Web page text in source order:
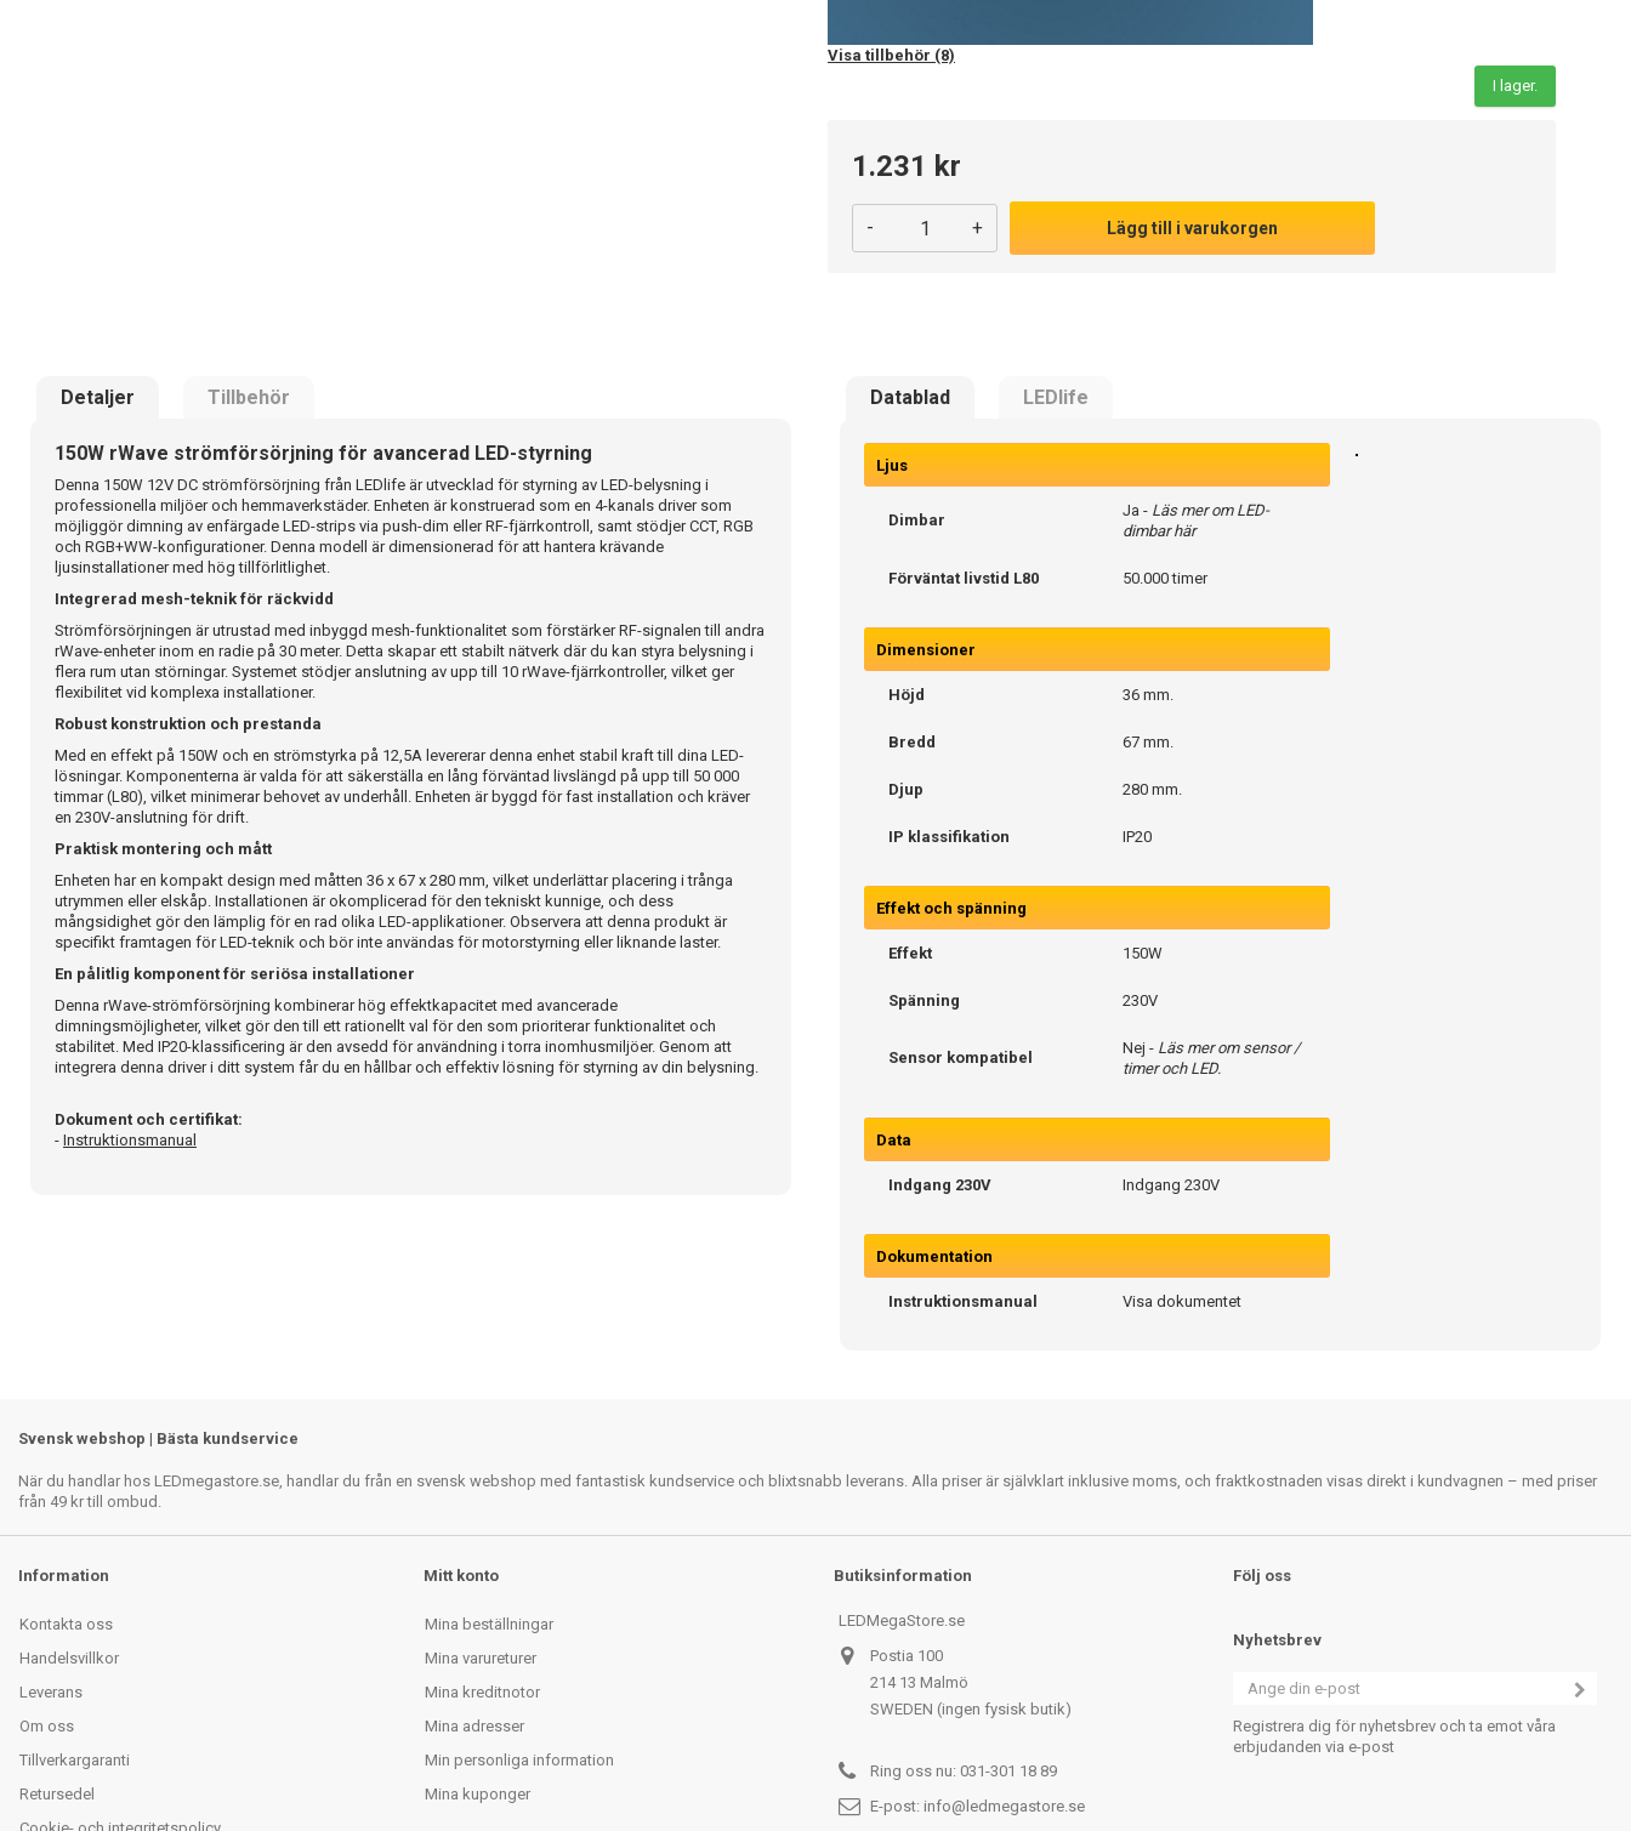
Visa tillbehör (8)
I lager.
1.231 kr
- + Lägg till i varukorgen
Detaljer Tillbehör Datablad LEDlife
150W rWave strömförsörjning för avancerad LED-styrning
Denna 150W 12V DC strömförsörjning från LEDlife är utvecklad för styrning av LED-belysning i
professionella miljöer och hemmaverkstäder. Enheten är konstruerad som en 4-kanals driver som
möjliggör dimning av enfärgade LED-strips via push-dim eller RF-fjärrkontroll, samt stödjer CCT, RGB
och RGB+WW-konfigurationer. Denna modell är dimensionerad för att hantera krävande
ljusinstallationer med hög tillförlitlighet.
Integrerad mesh-teknik för räckvidd
Strömförsörjningen är utrustad med inbyggd mesh-funktionalitet som förstärker RF-signalen till andra
rWave-enheter inom en radie på 30 meter. Detta skapar ett stabilt nätverk där du kan styra belysning i
flera rum utan störningar. Systemet stödjer anslutning av upp till 10 rWave-fjärrkontroller, vilket ger
flexibilitet vid komplexa installationer.
Robust konstruktion och prestanda
Med en effekt på 150W och en strömstyrka på 12,5A levererar denna enhet stabil kraft till dina LED-
lösningar. Komponenterna är valda för att säkerställa en lång förväntad livslängd på upp till 50 000
timmar (L80), vilket minimerar behovet av underhåll. Enheten är byggd för fast installation och kräver
en 230V-anslutning för drift.
Praktisk montering och mått
Enheten har en kompakt design med måtten 36 x 67 x 280 mm, vilket underlättar placering i trånga
utrymmen eller elskåp. Installationen är okomplicerad för den tekniskt kunnige, och dess
mångsidighet gör den lämplig för en rad olika LED-applikationer. Observera att denna produkt är
specifikt framtagen för LED-teknik och bör inte användas för motorstyrning eller liknande laster.
En pålitlig komponent för seriösa installationer
Denna rWave-strömförsörjning kombinerar hög effektkapacitet med avancerade
dimningsmöjligheter, vilket gör den till ett rationellt val för den som prioriterar funktionalitet och
stabilitet. Med IP20-klassificering är den avsedd för användning i torra inomhusmiljöer. Genom att
integrera denna driver i ditt system får du en hållbar och effektiv lösning för styrning av din belysning.
Dokument och certifikat:
- Instruktionsmanual
Ljus
Dimbar
Ja - Läs mer om LED-
dimbar här
Förväntat livstid L80 50.000 timer
Dimensioner
Höjd 36 mm.
Bredd 67 mm.
Djup 280 mm.
IP klassifikation IP20
Effekt och spänning
Effekt 150W
Spänning 230V
Sensor kompatibel
Nej - Läs mer om sensor /
timer och LED.
Data
Indgang 230V Indgang 230V
Dokumentation
Instruktionsmanual Visa dokumentet
Svensk webshop | Bästa kundservice
När du handlar hos LEDmegastore.se, handlar du från en svensk webshop med fantastisk kundservice och blixtsnabb leverans. Alla priser är självklart inklusive moms, och fraktkostnaden visas direkt i kundvagnen – med priser
från 49 kr till ombud.
Information
Kontakta oss
Handelsvillkor
Leverans
Om oss
Tillverkargaranti
Retursedel
Mitt konto
Mina beställningar
Mina varureturer
Mina kreditnotor
Mina adresser
Min personliga information
Mina kuponger
Butiksinformation
LEDMegaStore.se
Postia 100
214 13 Malmö
SWEDEN (ingen fysisk butik)
Ring oss nu: 031-301 18 89
E-post: info@ledmegastore.se
Följ oss
Nyhetsbrev
Registrera dig för nyhetsbrev och ta emot våra
erbjudanden via e-post